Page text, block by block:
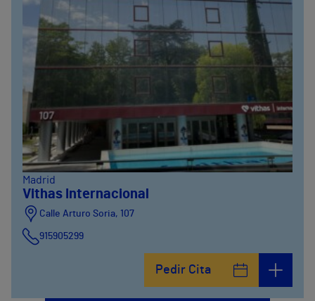
Madrid
Vithas Internacional
Calle Arturo Soria, 107
915905299
Pedir Cita